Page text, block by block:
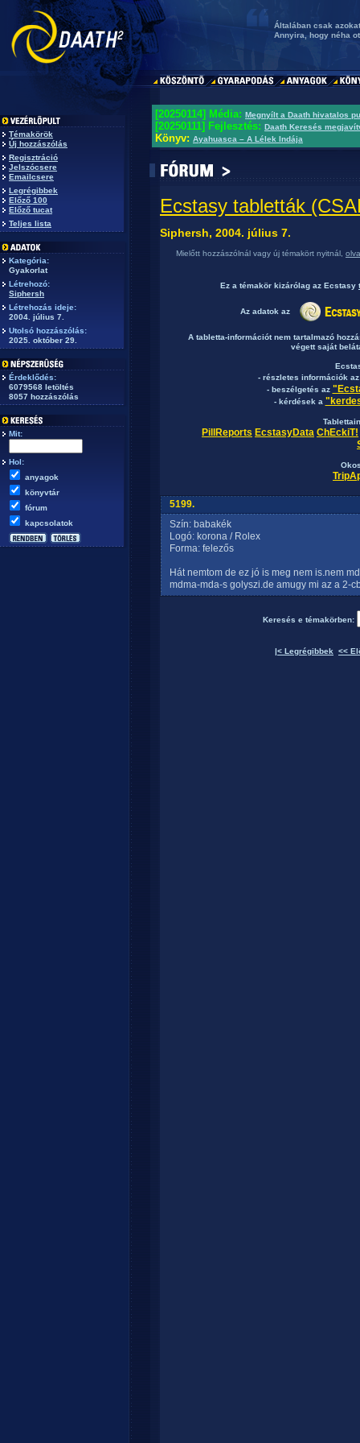
Általában csak
Annyira, hogy néha
Témakörök
Új hozzászólás
Regisztráció
Jelszócsere
Emailcsere
Legrégibbek
Előző 100
Előző tucat
Teljes lista
Kategória:
Gyakorlat
Létrehozó:
Siphersh
Létrehozás ideje:
2004. július 7.
Utolsó hozzászólás:
2025. október 29.
Érdeklődés:
6079568 letöltés
8057 hozzászólás
Mit:
Hol:
anyagok
könyvtár
fórum
kapcsolatok
[20250114] Média: Megnyílt a Daath hivatalos
[20250111] Fejlesztés: Daath Keresés
Könyv: Ayahuasca – A Lélek Indája
Ecstasy tabletták
Siphersh, 2004. július 7.
Mielőtt hozzászólnál vagy új témakört nyitnál,
Ez a témakör kizárólag az Ecstasy
Az adatok az
A tabletta-információt nem tartalmazó
végett saját
- részletes információk
- beszélgetés az
- kérdések a
PillReports EcstasyData ChEckiT!
5199.
Szín: babakék
Logó: korona / Rolex
Forma: felezős
Hát nemtom de ez jó is meg nem is.nem
mdma-mda-s golyszi.de amugy mi az a 2-
Keresés e témakörben:
|< Legrégibbek <<